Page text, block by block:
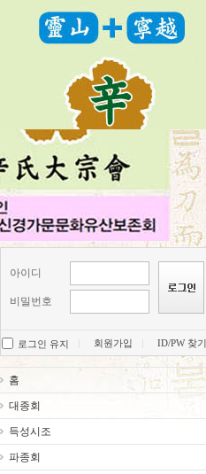
아이디
비밀번호
로그인 유지 회원가입 ID/PW 찾기
홈
대종회
득성시조
파종회